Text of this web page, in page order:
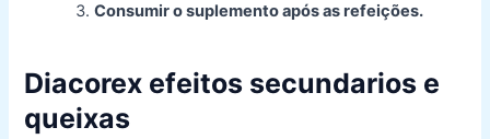
Consumir o suplemento após as refeições.
Diacorex efeitos secundarios e
queixas